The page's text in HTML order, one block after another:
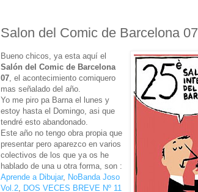
Salon del Comic de Barcelona 07
Bueno chicos, ya esta aquí el
Salón del Comic de Barcelona
07, el acontecimiento comiquero
mas señalado del año.
Yo me piro pa Barna el lunes y
estoy hasta el Domingo, asi que
tendré esto abandonado.
Este año no tengo obra propia que
presentar pero aparezco en varios
colectivos de los que ya os he
hablado de una u otra forma, son :
Aprende a Dibujar, NoBanda Joso
Vol.2, DOS VECES BREVE Nº 11